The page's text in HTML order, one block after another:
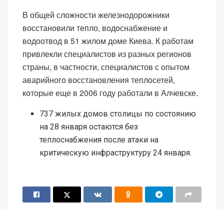
В общей сложности железнодорожники
восстановили тепло, водоснабжение и
водоотвод в 51 жилом доме Киева. К работам
привлекли специалистов из разных регионов
страны, в частности, специалистов с опытом
аварийного восстановления теплосетей,
которые еще в 2006 году работали в Алчевске.
737 жилых домов столицы по состоянию
на 28 января остаются без
теплоснабжения после атаки на
критическую инфраструктуру 24 января.